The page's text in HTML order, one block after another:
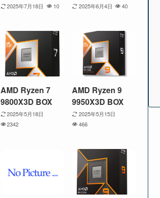
2025年7月18日 10 2025年6月4日 40
AMD Ryzen 7
9800X3D BOX
2025年5月18日
2342
AMD Ryzen 9
9950X3D BOX
2025年5月15日
466